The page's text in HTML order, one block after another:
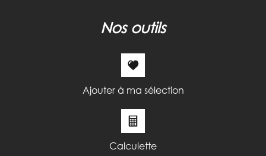
nos outils
Ajouter à ma sélection
Calculette